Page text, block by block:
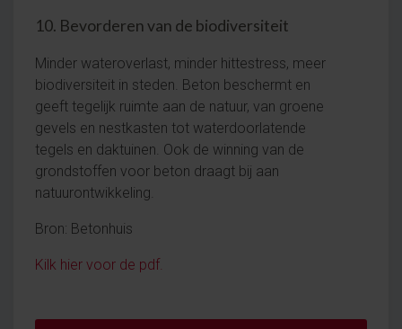
10. Bevorderen van de biodiversiteit
Minder wateroverlast, minder hittestress, meer
biodiversiteit in steden. Beton beschermt en
geeft tegelijk ruimte aan de natuur, van groene
gevels en nestkasten tot waterdoorlatende
tegels en daktuinen. Ook de winning van de
grondstoffen voor beton draagt bij aan
natuurontwikkeling.
Bron: Betonhuis
Kilk hier voor de pdf.